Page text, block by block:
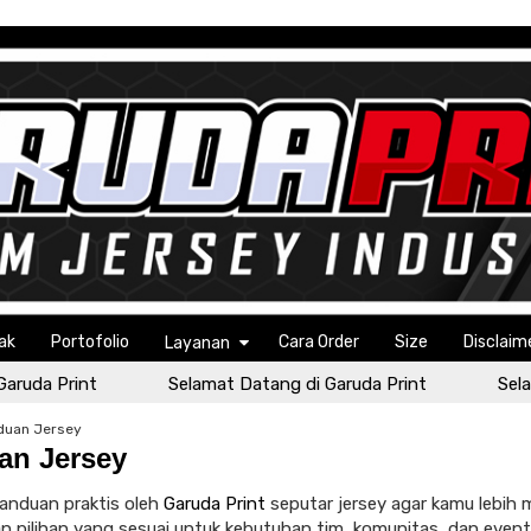
Portofolio Layanan Cara Order Size
Print Selamat Datang di Garuda Print
Jersey
Jersey
praktis oleh Garuda Print seputar jersey agar kamu lebih